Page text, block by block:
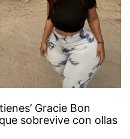
Gracie Bon
sobrevive con ollas